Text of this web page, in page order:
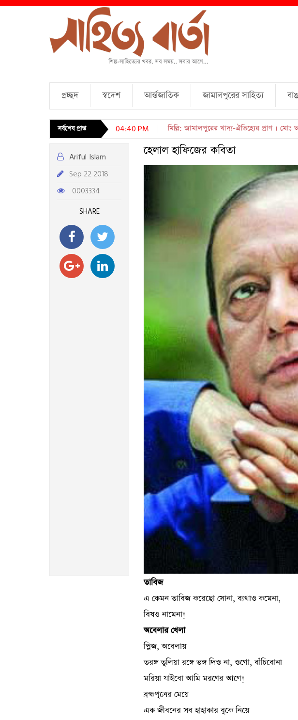
প্রচ্ছদ স্বদেশ আর্ন্তজাতিক জামালপুরের সাহিত্য
সর্বশেষ প্রাপ্ত 04:40 PM চারটি কবিতা । আব্দুল্লাহ্ জামিল
Ariful Islam
Sep 22 2018
0003334
SHARE
হেলাল হাফিজের কবিতা
তাবিজ
এ কেমন তাবিজ করেছো সোনা, ব্যথাও কমেনা,
বিষও নামেনা!
অবেলার খেলা
প্লিজ, অবেলায়
তরঙ্গ তুলিয়া রঙ্গে ভঙ্গ দিও না, ওগো, বাঁচিবোনা
মরিয়া যাইবো আমি মরণের আগে!
ব্রহ্মপুত্রের মেয়ে
এক জীবনের সব হাহাকার বুকে নিয়ে